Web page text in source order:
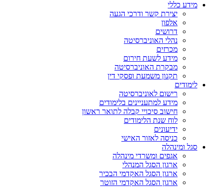
מידע כללי
יצירת קשר ודרכי הגעה
אלפון
דרושים
נהלי האוניברסיטה
מכרזים
מידע לשעת חירום
מבקרת האוניברסיטה
תקנון משמעת ופסקי דין
לימודים
רישום לאוניברסיטה
מידע למתעניינים בלימודים
חישוב סיכויי קבלה לתואר ראשון
לוח שנת הלימודים
ידיעונים
כניסה לאזור האישי
סגל ומינהלה
אגפים ומשרדי מינהלה
ארגון הסגל המנהלי
ארגון הסגל האקדמי הבכיר
ארגון הסגל האקדמי הזוטר